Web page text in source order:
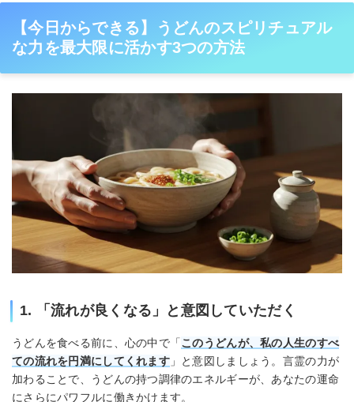
【今日からできる】うどんのスピリチュアル
な力を最大限に活かす3つの方法
1. 「流れが良くなる」と意図していただく
うどんを食べる前に、心の中で「このうどんが、私の人生のすべ
ての流れを円満にしてくれます」と意図しましょう。言霊の力が
加わることで、うどんの持つ調律のエネルギーが、あなたの運命
にさらにパワフルに働きかけます。